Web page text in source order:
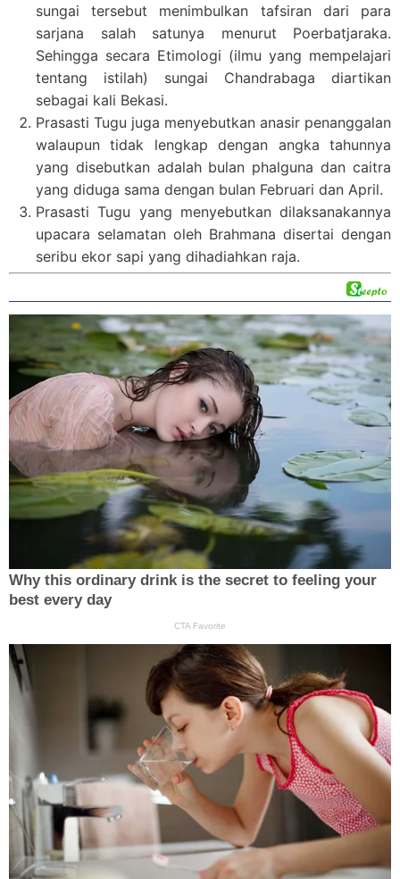
sungai tersebut menimbulkan tafsiran dari para
sarjana salah satunya menurut Poerbatjaraka.
Sehingga secara Etimologi (ilmu yang mempelajari
tentang istilah) sungai Chandrabaga diartikan
sebagai kali Bekasi.
Prasasti Tugu juga menyebutkan anasir penanggalan
walaupun tidak lengkap dengan angka tahunnya
yang disebutkan adalah bulan phalguna dan caitra
yang diduga sama dengan bulan Februari dan April.
Prasasti Tugu yang menyebutkan dilaksanakannya
upacara selamatan oleh Brahmana disertai dengan
seribu ekor sapi yang dihadiahkan raja.